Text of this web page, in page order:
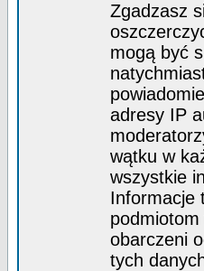
Zgadzasz
mogą być
adresy IP
wątku w
wszystkie
Informacje
obarczeni
tych